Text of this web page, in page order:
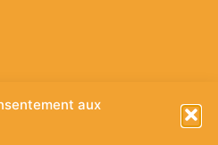
aux
sur les réseaux